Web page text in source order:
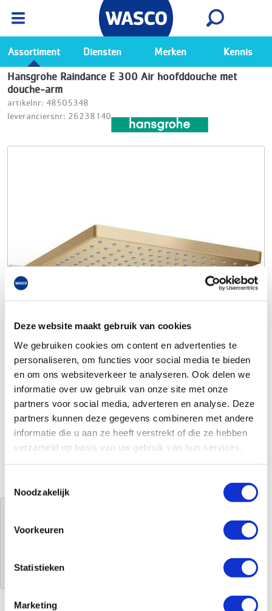
Deze website maakt gebruik van cookies
We gebruiken cookies om content en advertenties te
personaliseren, om functies voor social media te bieden
en om ons websiteverkeer te analyseren. Ook delen we
informatie over uw gebruik van onze site met onze
partners voor social media, adverteren en analyse. Deze
partners kunnen deze gegevens combineren met andere
informatie die u aan ze heeft verstrekt of die ze hebben
verzameld op basis van uw gebruik van hun services.
Noodzakelijk
Voorkeuren
Statistieken
Marketing
Ga naar de Wasco app
Bekijk
Assortiment Diensten Merken Kennis
Hansgrohe Raindance E 300 Air hoofddouche met
douche-arm
artikelnr: 48505348
leveranciersnr: 26238140
€1.109,54
Log in voor jouw prijs